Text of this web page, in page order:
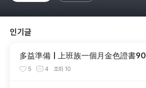
인기글
多益準備｜上班族一個月金色證書
分的準備方法 ＆推薦書籍大公開
5 4 조회 10